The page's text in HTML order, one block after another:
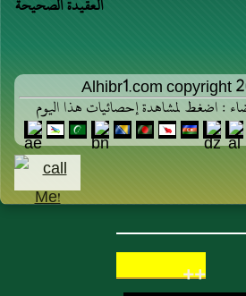
Alhibr1.com copyright
: اضغط لمشاهدة إحصائيات هذا اليوم
++